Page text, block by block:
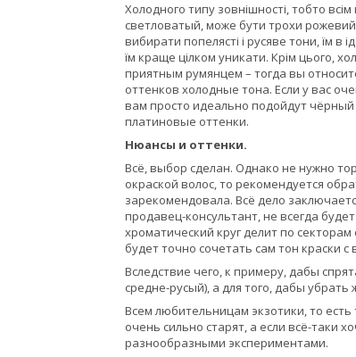
Холодного типу зовнішності, тобто
светловатый, може бути трохи рожевий
вибирати попелясті і русяве тони, їм в
їм краще цілком уникати. Крім цього,
приятным румянцем – тогда вы
оттенков холодные тона. Если у вас
вам просто идеально подойдут
платиновые оттенки.
Нюансы и оттенки.
Всё, выбор сделан. Однако не нужно
окраской волос, то рекомендуется
зарекомендовала. Всё дело
продавец-консультант, не всегда
хроматический круг делит по
будет точно сочетать сам тон краски
Вследствие чего, к примеру, дабы
средне-русый), а для того, дабы
Всем любительницам экзотики, то
очень сильно старят, а если всё-таки
разнообразными экспериментами.